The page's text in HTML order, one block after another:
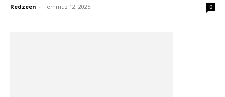
Redzeen - Temmuz 12, 2025 0